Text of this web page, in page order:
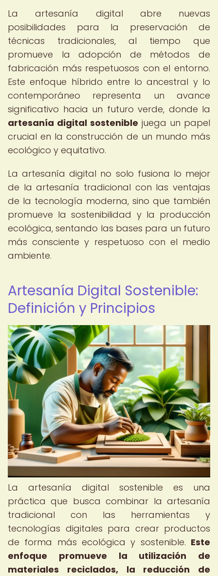
La artesanía digital abre nuevas
posibilidades para la preservación de
técnicas tradicionales, al tiempo que
promueve la adopción de métodos de
fabricación más respetuosos con el entorno.
Este enfoque híbrido entre lo ancestral y lo
contemporáneo representa un avance
significativo hacia un futuro verde, donde la
artesanía digital sostenible juega un papel
crucial en la construcción de un mundo más
ecológico y equitativo.
La artesanía digital no solo fusiona lo mejor
de la artesanía tradicional con las ventajas
de la tecnología moderna, sino que también
promueve la sostenibilidad y la producción
ecológica, sentando las bases para un futuro
más consciente y respetuoso con el medio
ambiente.
Artesanía Digital Sostenible:
Definición y Principios
La artesanía digital sostenible es una
práctica que busca combinar la artesanía
tradicional con las herramientas y
tecnologías digitales para crear productos
de forma más ecológica y sostenible. Este
enfoque promueve la utilización de
materiales reciclados, la reducción de